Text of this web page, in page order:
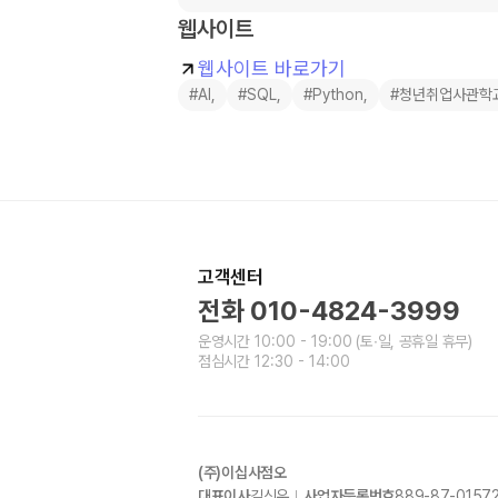
웹사이트
웹사이트 바로가기
#AI, #SQL, #Python, #청년취업사관학
고객센터
전화 010-4824-3999
운영시간 10:00 - 19:00 (토∙일, 공휴일 휴무)
점심시간 12:30 - 14:00
(주)이십사점오